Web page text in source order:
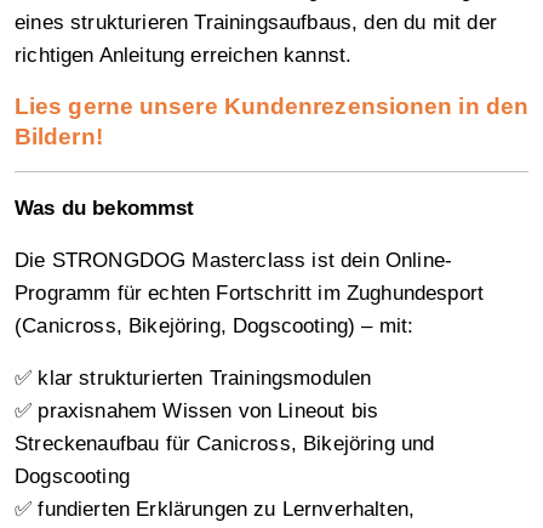
eines strukturieren Trainingsaufbaus, den du mit der
richtigen Anleitung erreichen kannst.
Lies gerne unsere Kundenrezensionen in den
Bildern!
Was du bekommst
Die STRONGDOG Masterclass ist dein Online-
Programm für echten Fortschritt im Zughundesport
(Canicross, Bikejöring, Dogscooting) – mit:
✅ klar strukturierten Trainingsmodulen
✅ praxisnahem Wissen von Lineout bis
Streckenaufbau für Canicross, Bikejöring und
Dogscooting
✅ fundierten Erklärungen zu Lernverhalten,